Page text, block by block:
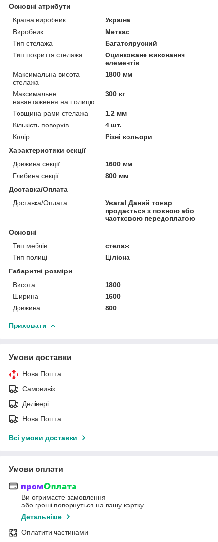
Основні атрибути
Країна виробник
Україна
Виробник
Меткас
Тип стелажа
Багатоярусний
Тип покриття стелажа
Оцинковане виконання
елементів
Максимальна висота
стелажа
1800 мм
Максимальне
навантаження на полицю
300 кг
Товщина рами стелажа
1.2 мм
Кількість поверхів
4 шт.
Колір
Різні кольори
Характеристики секції
Довжина секції
1600 мм
Глибина секції
800 мм
Доставка/Оплата
Доставка/Оплата
Увага! Даний товар
продається з повною або
частковою передоплатою
Основні
Тип меблів
стелаж
Тип полиці
Цілісна
Габаритні розміри
Висота
1800
Ширина
1600
Довжина
800
Приховати
Умови доставки
Нова Пошта
Самовивіз
Делівері
Нова Пошта
Всі умови доставки
Умови оплати
Ви отримаєте замовлення
або гроші повернуться на вашу картку
Детальніше
Оплатити частинами